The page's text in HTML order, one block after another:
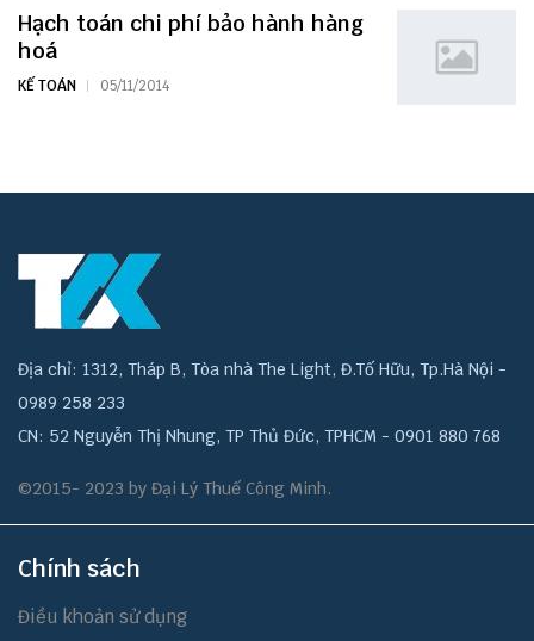
Hạch toán chi phí bảo hành hàng
hoá
KẾ TOÁN 05/11/2014
Địa chỉ: 1312, Tháp B, Tòa nhà The Light, Đ.Tố Hữu, Tp.Hà Nội -
0989 258 233
CN: 52 Nguyễn Thị Nhung, TP Thủ Đức, TPHCM - 0901 880 768
©2015- 2023 by Đại Lý Thuế Công Minh.
Chính sách
Điều khoản sử dụng